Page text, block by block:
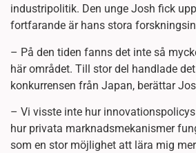
industripolitik. Den unge Josh fick
fortfarande är hans stora
– På den tiden fanns det inte så
här området. Till stor del handlade
konkurrensen från Japan, berättar
– Vi visste inte hur
hur privata marknadsmekanismer
som en stor möjlighet att lära mig